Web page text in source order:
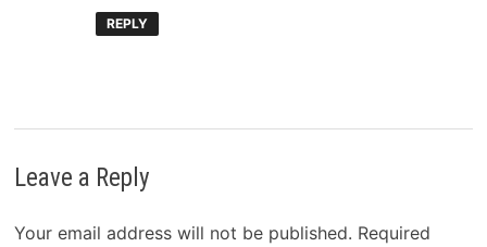
REPLY
Leave a Reply
Your email address will not be published. Required